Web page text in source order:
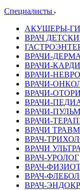
Специалисты
АКУШЕРЫ-
ВРАЧ
ВРАЧИ-
ВРАЧИ-
ВРАЧИ-
ВРАЧИ-
ВРАЧИ-
ВРАЧИ-
ВРАЧИ-
ВРАЧИ-
ВРАЧИ
ВРАЧ-
ВРАЧИ
ВРАЧ-УРОЛОГ
ВРАЧ-
ВРАЧ-
ВРАЧ-